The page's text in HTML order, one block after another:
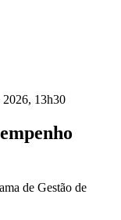
13h30
de Gestão de